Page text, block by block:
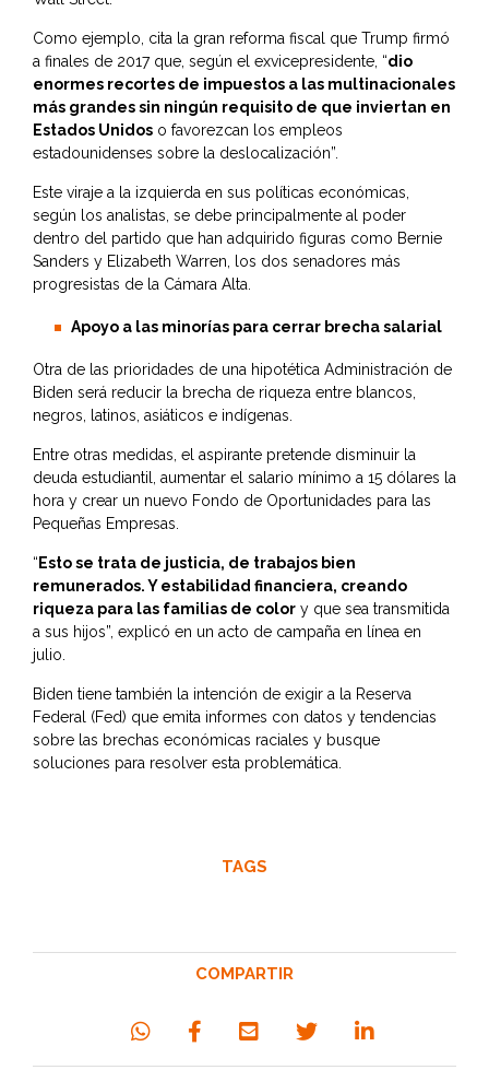
Como ejemplo, cita la gran reforma fiscal que Trump firmó
a finales de 2017 que, según el exvicepresidente, “dio
enormes recortes de impuestos a las multinacionales
más grandes sin ningún requisito de que inviertan en
Estados Unidos o favorezcan los empleos
estadounidenses sobre la deslocalización”.
Este viraje a la izquierda en sus políticas económicas,
según los analistas, se debe principalmente al poder
dentro del partido que han adquirido figuras como Bernie
Sanders y Elizabeth Warren, los dos senadores más
progresistas de la Cámara Alta.
Apoyo a las minorías para cerrar brecha salarial
Otra de las prioridades de una hipotética Administración de
Biden será reducir la brecha de riqueza entre blancos,
negros, latinos, asiáticos e indígenas.
Entre otras medidas, el aspirante pretende disminuir la
deuda estudiantil, aumentar el salario mínimo a 15 dólares la
hora y crear un nuevo Fondo de Oportunidades para las
Pequeñas Empresas.
“ Esto se trata de justicia, de trabajos bien
remunerados. Y estabilidad financiera, creando
riqueza para las familias de color y que sea transmitida
a sus hijos”, explicó en un acto de campaña en línea en
julio.
Biden tiene también la intención de exigir a la Reserva
Federal (Fed) que emita informes con datos y tendencias
sobre las brechas económicas raciales y busque
soluciones para resolver esta problemática.
TAGS
COMPARTIR